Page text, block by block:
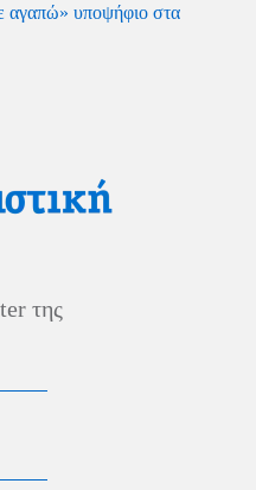
αγαπώ» υποψήφιο στα
της